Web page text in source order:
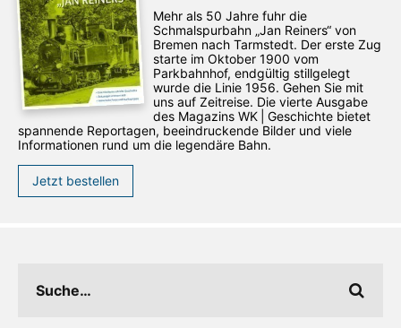
Mehr als 50 Jahre fuhr die
Schmalspurbahn „Jan ­Reiners“ von
Bremen nach Tarmstedt. Der erste Zug
starte im Oktober 1900 vom
Parkbahnhof, endgültig stillgelegt
wurde die Linie 1956. Gehen Sie mit
uns auf Zeitreise. Die vierte Ausgabe
des ­Magazins WK | Geschichte bietet
spannende Reportagen, beeindruckende Bilder und viele
Informationen rund um die legendäre Bahn.
Jetzt bestellen